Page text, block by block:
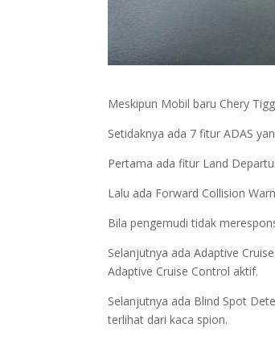
Meskipun Mobil baru Chery
Setidaknya ada 7 fitur ADAS
Pertama ada fitur Land
Lalu ada Forward Collision
Bila pengemudi tidak
Selanjutnya ada Adaptive
Adaptive Cruise Control aktif.
Selanjutnya ada Blind Spot
terlihat dari kaca spion.